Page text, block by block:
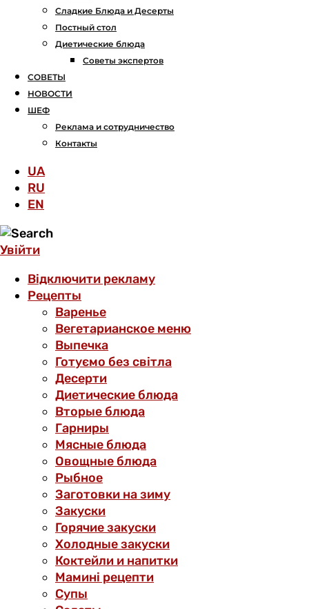
Сладкие Блюда и Десерты
Постный стол
Диетические блюда
Советы экспертов
СОВЕТЫ
НОВОСТИ
ШЕФ
Реклама и сотрудничество
Контакты
UA
RU
EN
Увійти
Відключити рекламу
Рецепты
Варенье
Вегетарианское меню
Выпечка
Готуємо без світла
Десерти
Диетические блюда
Вторые блюда
Гарниры
Мясные блюда
Овощные блюда
Рыбное
Заготовки на зиму
Закуски
Горячие закуски
Холодные закуски
Коктейли и напитки
Мамині рецепти
Супы